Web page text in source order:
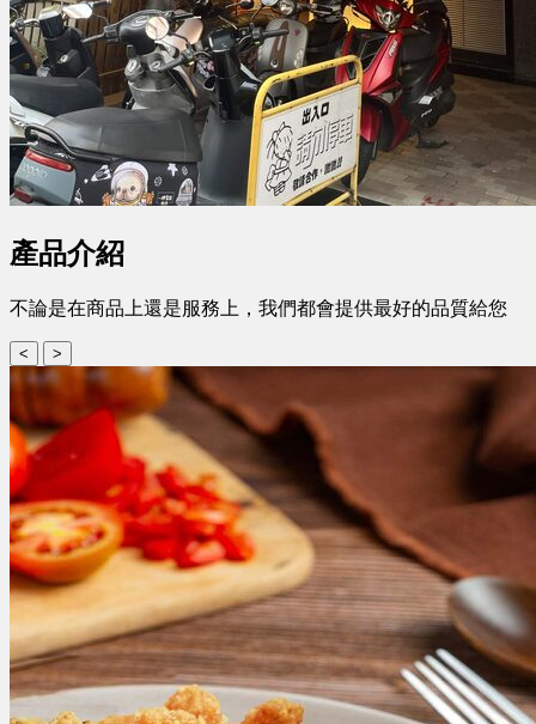
產品介紹
不論是在商品上還是服務上，我們都會提供最好的品質給您
< >